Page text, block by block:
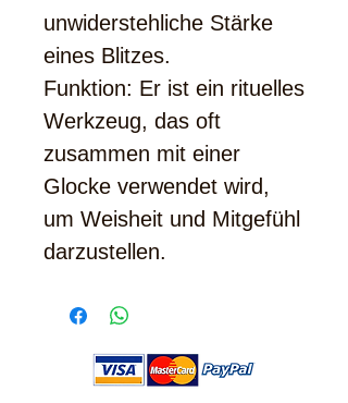
unwiderstehliche Stärke
eines Blitzes.
Funktion: Er ist ein rituelles
Werkzeug, das oft
zusammen mit einer
Glocke verwendet wird,
um Weisheit und Mitgefühl
darzustellen.